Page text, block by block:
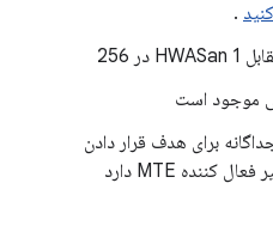
.
برای هدف قرار دادن